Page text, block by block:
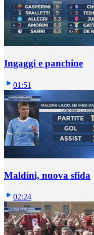
Ingaggi e panchine
01:51
Maldini, nuova sfida
02:24